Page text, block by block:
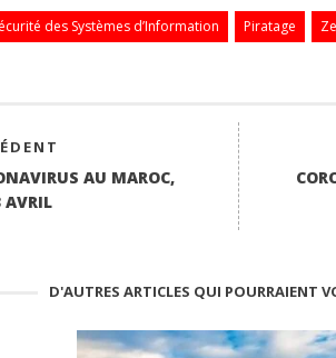
des Systèmes d’Information Piratage
AU MAROC,
AVRIL
D'AUTRES ARTICLES QUI POURRAIENT